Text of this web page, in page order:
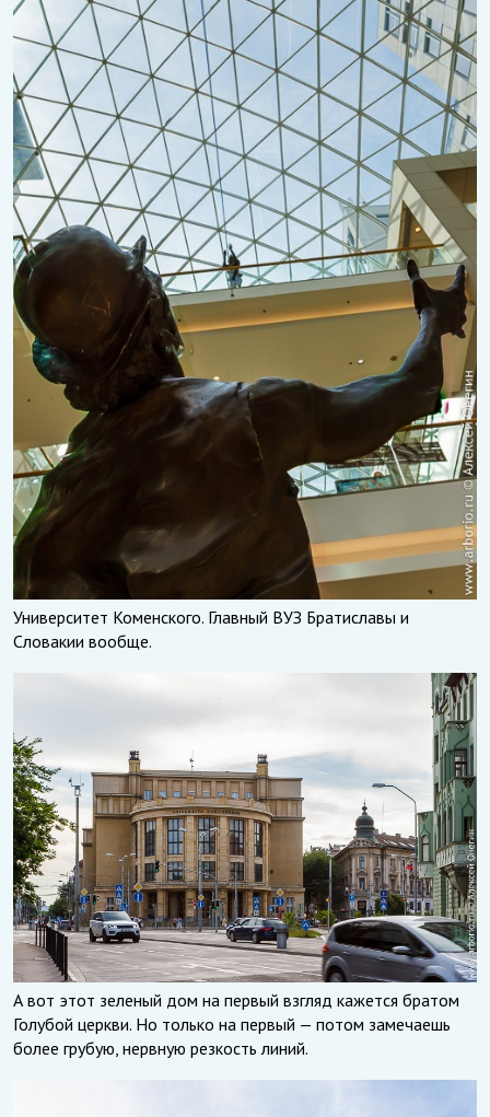
Университет Коменского. Главный ВУЗ Братиславы и
Словакии вообще.
А вот этот зеленый дом на первый взгляд кажется братом
Голубой церкви. Но только на первый — потом замечаешь
более грубую, нервную резкость линий.